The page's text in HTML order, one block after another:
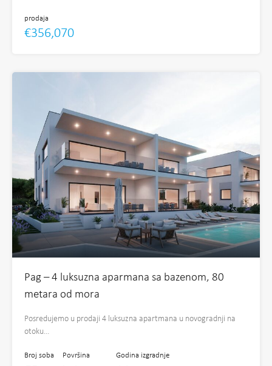
prodaja
€356,070
Pag – 4 luksuzna aparmana sa bazenom, 80
metara od mora
Posredujemo u prodaji 4 luksuzna apartmana u novogradnji na
otoku…
Broj soba Površina Godina izgradnje